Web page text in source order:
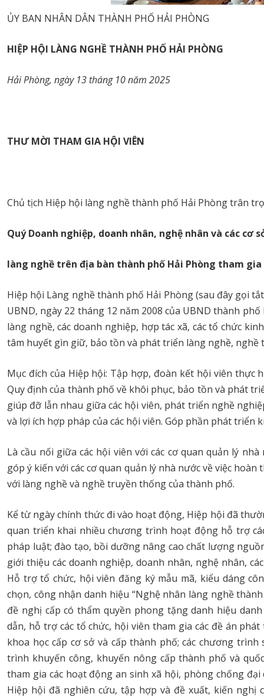
ỦY BAN NHÂN DÂN THÀNH PHỐ HẢI PHÒNG
HIỆP HỘI LÀNG NGHỀ THÀNH PHỐ HẢI PHÒNG
Hải Phòng, ngày 13 tháng 10 năm 2025
THƯ MỜI THAM GIA HỘI VIÊN
Chủ tịch Hiệp hội làng nghề thành phố Hải Phòng trân
Quý Doanh nghiệp, doanh nhân, nghệ nhân và các cơ
làng nghề trên địa bàn thành phố Hải Phòng tham
Hiệp hội Làng nghề thành phố Hải Phòng (sau đây gọi
UBND, ngày 22 tháng 12 năm 2008 của UBND thành
làng nghề, các doanh nghiệp, hợp tác xã, các tổ chức
tâm huyết gìn giữ, bảo tồn và phát triển làng nghề,
Mục đích của Hiệp hội: Tập hợp, đoàn kết hội viên
Quy định của thành phố về khôi phục, bảo tồn và phát
giúp đỡ lẫn nhau giữa các hội viên, phát triển nghề
và lợi ích hợp pháp của các hội viên. Góp phần phát triển
Là cầu nối giữa các hội viên với các cơ quan quản lý
góp ý kiến với các cơ quan quản lý nhà nước về việc
với làng nghề và nghề truyền thống của thành phố.
Kể từ ngày chính thức đi vào hoạt động, Hiệp hội đã
quan triển khai nhiều chương trình hoạt động hỗ trợ
pháp luật; đào tạo, bồi dưỡng nâng cao chất lượng
giới thiệu các doanh nghiệp, doanh nhân, nghệ nhân,
Hỗ trợ tổ chức, hội viên đăng ký mẫu mã, kiểu dáng
chọn, công nhận danh hiệu “Nghệ nhân làng nghề
đề nghị cấp có thẩm quyền phong tặng danh hiệu
dẫn, hỗ trợ các tổ chức, hội viên tham gia các đề án
khoa học cấp cơ sở và cấp thành phố; các chương
trình khuyến công, khuyến nông cấp thành phố và
tham gia các hoạt động an sinh xã hội, phòng chống
Hiệp hội đã nghiên cứu, tập hợp và đề xuất, kiến nghị